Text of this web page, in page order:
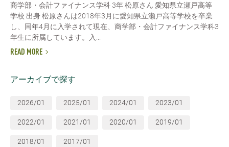
商学部・会計ファイナンス学科 3年 松原さん 愛知県立瀬戸高等
学校 出身 松原さんは2018年3月に愛知県立瀬戸高等学校を卒業
し、同年4月に入学されて現在、商学部・会計ファイナンス学科3
年生に所属しています。入...
READ MORE
アーカイブで探す
2026/01 2025/01 2024/01 2023/01
2022/01 2021/01 2020/01 2019/01
2018/01 2017/01